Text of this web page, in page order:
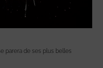
parera de ses plus belles